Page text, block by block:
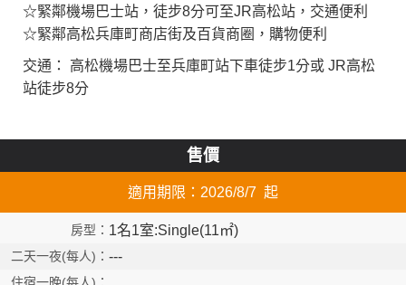
☆緊鄰機場巴士站，徒步8分可至JR高松站，交通便利
☆緊鄰高松兵庫町商店街及百貨商圈，購物便利
交通： 高松機場巴士至兵庫町站下車徒步1分或 JR高松
站徒步8分
售價
適用期限：2026/8/7 起
1名1室:Single(11㎡)
---